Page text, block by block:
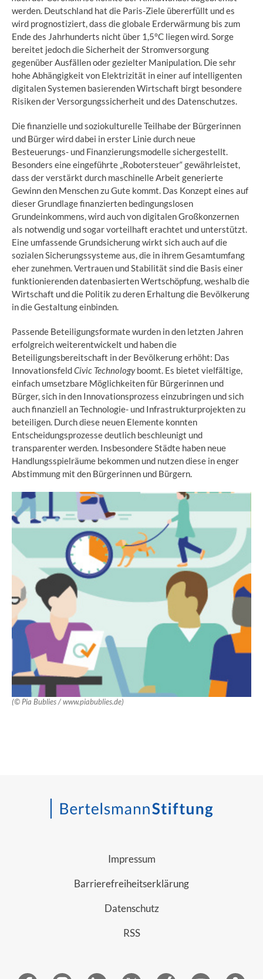
werden. Deutschland hat die Paris-Ziele übererfüllt und es
wird prognostiziert, dass die globale Erderwärmung bis zum
Ende des Jahrhunderts nicht über 1,5°C liegen wird. Sorge
bereitet jedoch die Sicherheit der Stromversorgung
gegenüber Ausfällen oder gezielter Manipulation. Die sehr
hohe Abhängigkeit von Elektrizität in einer auf intelligenten
digitalen Systemen basierenden Wirtschaft birgt besondere
Risiken der Versorgungssicherheit und des Datenschutzes.
Die finanzielle und soziokulturelle Teilhabe der Bürgerinnen
und Bürger wird dabei in erster Linie durch neue
Besteuerungs- und Finanzierungsmodelle sichergestellt.
Besonders eine eingeführte „Robotersteuer“ gewährleistet,
dass der verstärkt durch maschinelle Arbeit generierte
Gewinn den Menschen zu Gute kommt. Das Konzept eines auf
dieser Grundlage finanzierten bedingungslosen
Grundeinkommens, wird auch von digitalen Großkonzernen
als notwendig und sogar vorteilhaft erachtet und unterstützt.
Eine umfassende Grundsicherung wirkt sich auch auf die
sozialen Sicherungssysteme aus, die in ihrem Gesamtumfang
eher zunehmen. Vertrauen und Stabilität sind die Basis einer
funktionierenden datenbasierten Wertschöpfung, weshalb die
Wirtschaft und die Politik zu deren Erhaltung die Bevölkerung
in die Gestaltung einbinden.
Passende Beteiligungsformate wurden in den letzten Jahren
erfolgreich weiterentwickelt und haben die
Beteiligungsbereitschaft in der Bevölkerung erhöht: Das
InnovationsfeldCivic Technologyboomt. Es bietet vielfältige,
einfach umsetzbare Möglichkeiten für Bürgerinnen und
Bürger, sich in den Innovationsprozess einzubringen und sich
auch finanziell an Technologie- und Infrastrukturprojekten zu
beteiligen. Durch diese neuen Elemente konnten
Entscheidungsprozesse deutlich beschleunigt und
transparenter werden. Insbesondere Städte haben neue
Handlungsspielräume bekommen und nutzen diese in enger
Abstimmung mit den Bürgerinnen und Bürgern.
(© Pia Bublies / www.piabublies.de)
Impressum
Barrierefreiheitserklärung
Datenschutz
RSS